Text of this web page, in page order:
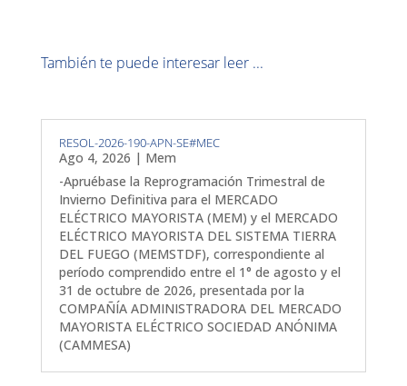
También te puede interesar leer ...
RESOL-2026-190-APN-SE#MEC
Ago 4, 2026 | Mem
-Apruébase la Reprogramación Trimestral de
Invierno Definitiva para el MERCADO
ELÉCTRICO MAYORISTA (MEM) y el MERCADO
ELÉCTRICO MAYORISTA DEL SISTEMA TIERRA
DEL FUEGO (MEMSTDF), correspondiente al
período comprendido entre el 1° de agosto y el
31 de octubre de 2026, presentada por la
COMPAÑÍA ADMINISTRADORA DEL MERCADO
MAYORISTA ELÉCTRICO SOCIEDAD ANÓNIMA
(CAMMESA)